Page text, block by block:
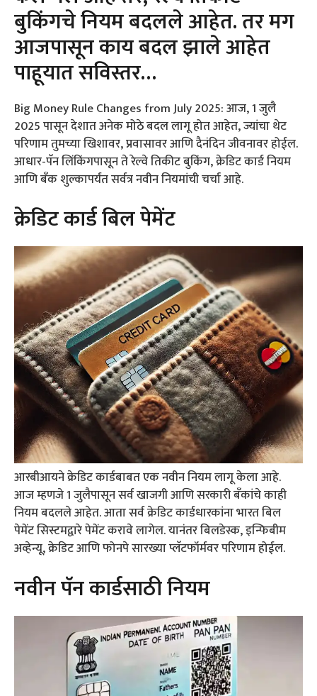
बुकिंगचे नियम बदलले आहेत. तर मग
आजपासून काय बदल झाले आहेत
पाहूयात सविस्तर…
Big Money Rule Changes from July 2025: आज, 1 जुलै
2025 पासून देशात अनेक मोठे बदल लागू होत आहेत, ज्यांचा थेट
परिणाम तुमच्या खिशावर, प्रवासावर आणि दैनंदिन जीवनावर होईल.
आधार-पॅन लिंकिंगपासून ते रेल्वे तिकीट बुकिंग, क्रेडिट कार्ड नियम
आणि बँक शुल्कापर्यंत सर्वत्र नवीन नियमांची चर्चा आहे.
क्रेडिट कार्ड बिल पेमेंट
आरबीआयने क्रेडिट कार्डबाबत एक नवीन नियम लागू केला आहे.
आज म्हणजे 1 जुलैपासून सर्व खाजगी आणि सरकारी बँकांचे काही
नियम बदलले आहेत. आता सर्व क्रेडिट कार्डधारकांना भारत बिल
पेमेंट सिस्टमद्वारे पेमेंट करावे लागेल. यानंतर बिलडेस्क, इन्फिबीम
अव्हेन्यू, क्रेडिट आणि फोनपे सारख्या प्लॅटफॉर्मवर परिणाम होईल.
नवीन पॅन कार्डसाठी नियम